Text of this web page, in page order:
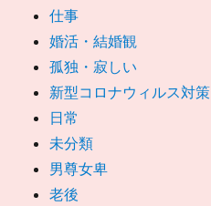
仕事
婚活・結婚観
孤独・寂しい
新型コロナウィルス対策
日常
未分類
男尊女卑
老後